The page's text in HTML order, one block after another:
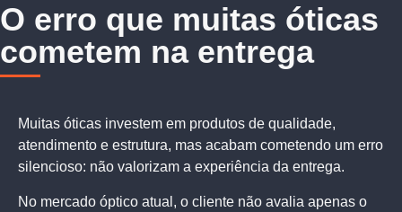
O erro que muitas óticas
cometem na entrega
Muitas óticas investem em produtos de qualidade,
atendimento e estrutura, mas acabam cometendo um erro
silencioso: não valorizam a experiência da entrega.
No mercado óptico atual, o cliente não avalia apenas o